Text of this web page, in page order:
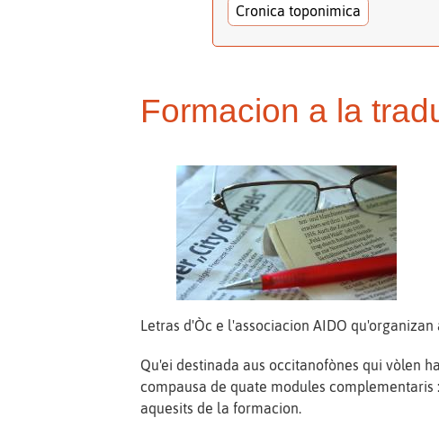
Cronica toponimica
Formacion a la
Letras d'Òc e l'associacion AIDO qu'organizan
Qu'ei destinada aus occitanofònes qui vòlen
compausa de quate modules
aquesits de la formacion.